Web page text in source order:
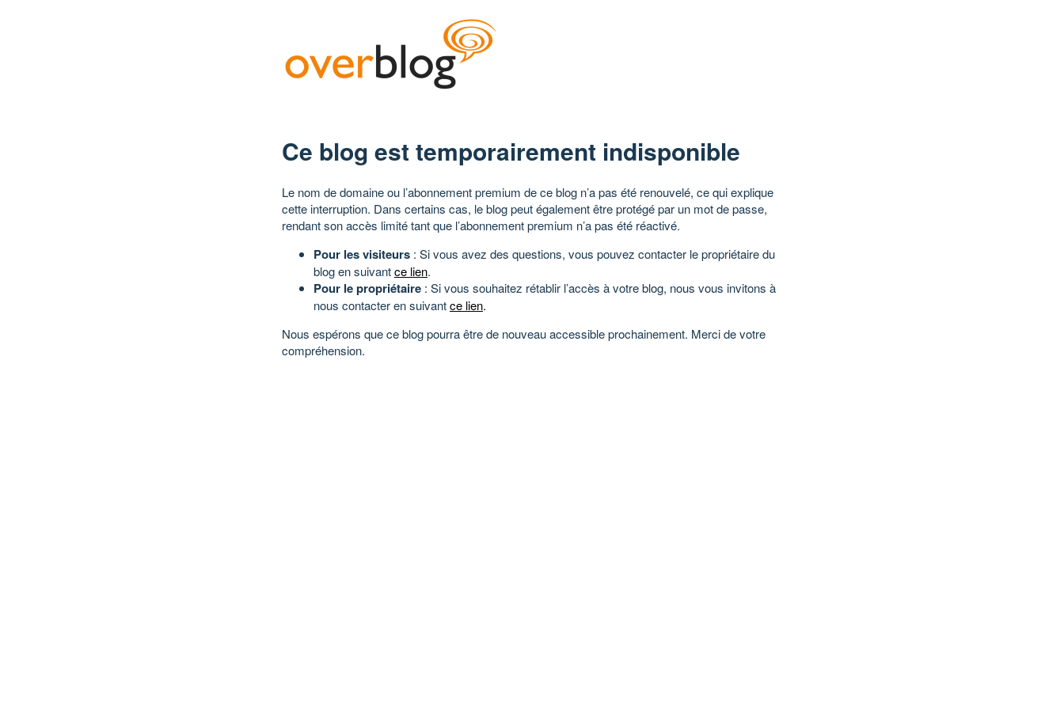
Ce blog est temporairement indisponible
Le nom de domaine ou l’abonnement premium de ce blog n’a pas été renouvelé, ce qui explique
cette interruption. Dans certains cas, le blog peut également être protégé par un mot de passe,
rendant son accès limité tant que l’abonnement premium n’a pas été réactivé.
Pour les visiteurs : Si vous avez des questions, vous pouvez contacter le propriétaire du
blog en suivantce lien.
Pour le propriétaire : Si vous souhaitez rétablir l’accès à votre blog, nous vous invitons à
nous contacter en suivantce lien.
Nous espérons que ce blog pourra être de nouveau accessible prochainement. Merci de votre
compréhension.